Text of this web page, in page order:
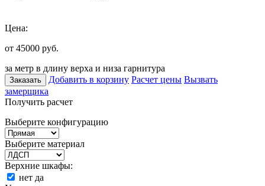
Цена:
от 45000 руб.
за метр в длину верха и низа гарнитура
Заказать Добавить в корзину Расчет цены Вызвать
замерщика
Получить расчет
Выберите конфигурацию
Выберите материал
Верхние шкафы:
нет да